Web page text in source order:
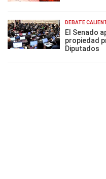
DEBATE
El Senado
propiedad
Diputados